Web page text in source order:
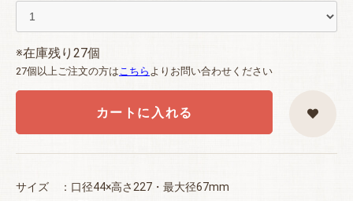
※在庫残り27個
27個以上ご注文の方はこちら よりお問い合わせください
カートに入れる
サイズ ：口径44×高さ227・最大径67mm